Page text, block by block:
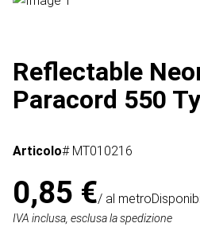
Reflectable
Paracord 550
Articolo# MT010216
0,85 €/ al metro
IVA inclusa, esclusa la spedizione